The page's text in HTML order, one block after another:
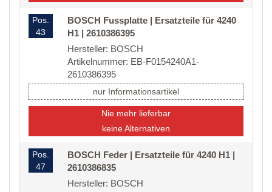
Pos.
43
BOSCH Fussplatte | Ersatzteile für 4240
H1 | 2610386395
Hersteller: BOSCH
Artikelnummer: EB-F0154240A1-
2610386395
nur Informationsartikel
Nie mehr lieferbar
keine Alternativen
Pos.
47
BOSCH Feder | Ersatzteile für 4240 H1 |
2610386835
Hersteller: BOSCH